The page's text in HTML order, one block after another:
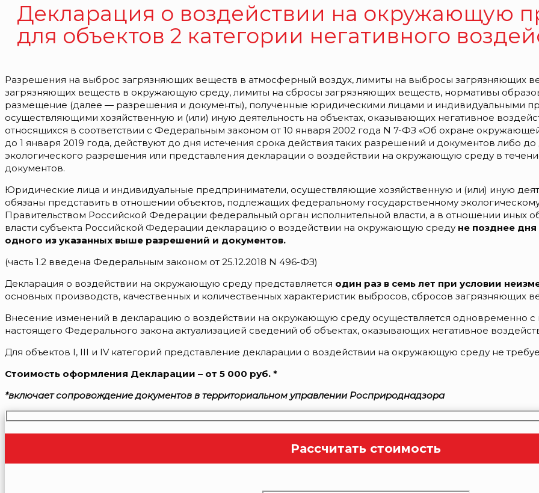
Декларация о воздействии на окружающую
для объектов 2 категории негативного
Разрешения на выброс загрязняющих веществ в атмосферный воздух, лимиты на выбросы загрязняющих
загрязняющих веществ в окружающую среду, лимиты на сбросы загрязняющих веществ, нормативы
размещение (далее — разрешения и документы), полученные юридическими лицами и индивидуальными
осуществляющими хозяйственную и (или) иную деятельность на объектах, оказывающих негативное
относящихся в соответствии с Федеральным законом от 10 января 2002 года N 7-ФЗ «Об охране
до 1 января 2019 года, действуют до дня истечения срока действия таких разрешений и документов либо
экологического разрешения или представления декларации о воздействии на окружающую среду в
документов.
Юридические лица и индивидуальные предприниматели, осуществляющие хозяйственную и (или) иную
обязаны представить в отношении объектов, подлежащих федеральному государственному
Правительством Российской Федерации федеральный орган исполнительной власти, а в отношении иных
власти субъекта Российской Федерации декларацию о воздействии на окружающую среду не позднее
одного из указанных выше разрешений и документов.
(часть 1.2 введена Федеральным законом от 25.12.2018 N 496-ФЗ)
Декларация о воздействии на окружающую среду представляется один раз в семь лет при условии
основных производств, качественных и количественных характеристик выбросов, сбросов загрязняющих
Внесение изменений в декларацию о воздействии на окружающую среду осуществляется одновременно с
настоящего Федерального закона актуализацией сведений об объектах, оказывающих негативное
Для объектов I, III и IV категорий представление декларации о воздействии на окружающую среду не
Стоимость оформления Декларации – от 5 000 руб. *
*включает сопровождение документов в территориальном управлении Росприроднадзора
Рассчитать стоимость